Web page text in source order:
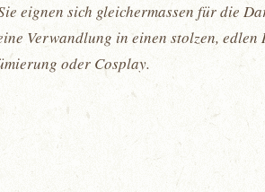
eignen sich gleichermassen für die
Verwandlung in einen stolzen,
oder Cosplay.